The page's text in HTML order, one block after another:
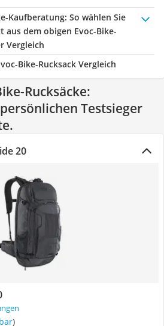
Kaufberatung: So wählen Sie
aus dem obigen Evoc-Bike-
Vergleich
Bike-Rucksack Vergleich
Rucksäcke:
Testsieger
20
)